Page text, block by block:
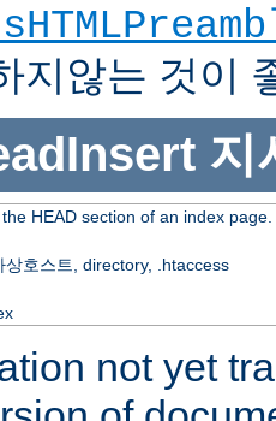
지않는 것이
지
HEAD section of an index page.
상호스트, directory, .htaccess
not yet